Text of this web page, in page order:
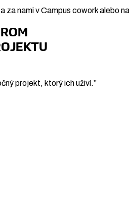
za nami v Campus cowork alebo
projekt, ktorý ich uživí.”